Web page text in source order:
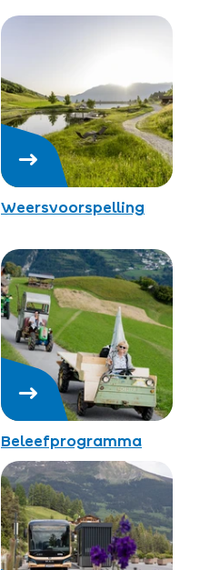
Weersvoorspelling
Beleefprogramma